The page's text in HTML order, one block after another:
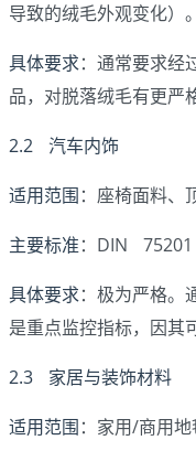
导致的绒毛外观变化）。
具体要求：通常要求经
品，对脱落绒毛有更严
2.2 汽车内饰
适用范围：座椅面料、
主要标准：DIN 75201
具体要求：极为严格
是重点监控指标，因其
2.3 家居与装饰材料
适用范围：家用/商用地